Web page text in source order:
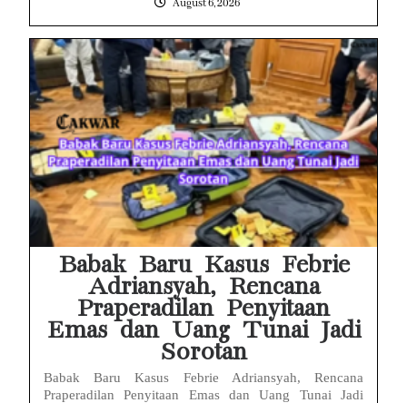
August 6, 2026
Babak Baru Kasus Febrie
Adriansyah, Rencana
Praperadilan Penyitaan
Emas dan Uang Tunai Jadi
Sorotan
Babak Baru Kasus Febrie Adriansyah, Rencana
Praperadilan Penyitaan Emas dan Uang Tunai Jadi